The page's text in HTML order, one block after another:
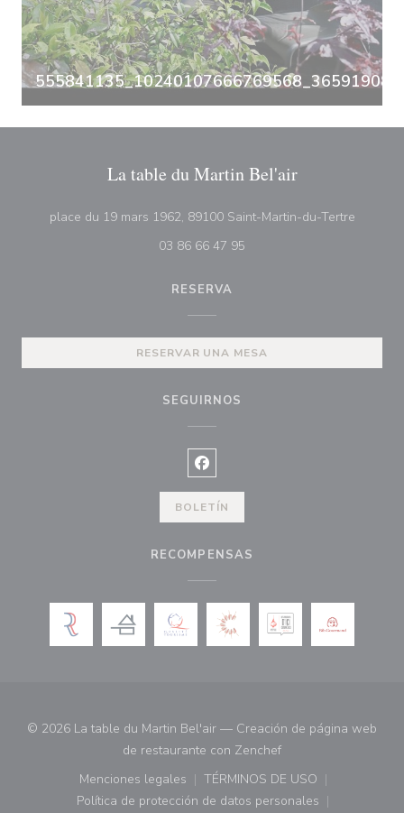
La table du Martin Bel'air
place du 19 mars 1962, 89100 Saint-Martin-du-Tertre((abre
03 86 66 47 95
RESERVA
RESERVAR UNA MESA
SEGUIRNOS
Facebook ((abre en una nueva
BOLETÍN
RECOMPENSAS
© 2026 La table du Martin Bel'air — Creación de página web
de restaurante con Zenchef((abre en una nueva
Menciones legales
((abre en una nueva ventana))
TÉRMINOS DE USO
((abre en una nueva
Política de protección de datos personales